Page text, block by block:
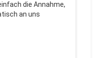
die Annahme,
an uns